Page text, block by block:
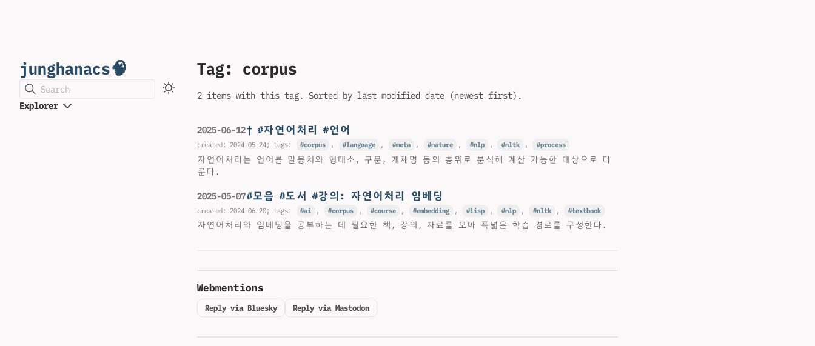
junghanacs🧠
Search
Explorer
Tag: corpus
2 items with this tag. Sorted by last modified date (newest first).
2025-06-12† #자연어처리 #언어
created: 2024-05-24; tags: corpus , language , meta , nature , nlp , nltk , process
자연어처리는 언어를 말뭉치와 형태소, 구문, 개체명 등의 층위로 분석해 계산 가능한 대상으로 다
룬다.
2025-05-07#모음 #도서 #강의: 자연어처리 임베딩
created: 2024-06-20; tags: ai , corpus , course , embedding , lisp , nlp , nltk , textbook
자연어처리와 임베딩을 공부하는 데 필요한 책, 강의, 자료를 모아 폭넓은 학습 경로를 구성한다.
Webmentions
Reply via Bluesky Reply via Mastodon